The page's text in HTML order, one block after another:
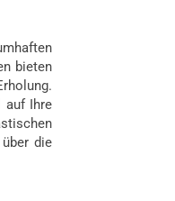
bieten
auf Ihre
die